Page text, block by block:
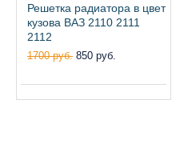
Решетка радиатора в цвет
кузова ВАЗ 2110 2111
2112
1700 руб. 850 руб.